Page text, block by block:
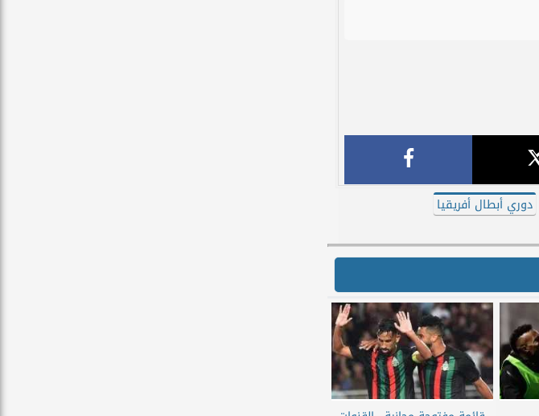
دوري أبطال أفريقيا